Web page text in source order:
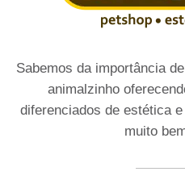
Sabemos da importância
animalzinho
diferenciados de estética
muito